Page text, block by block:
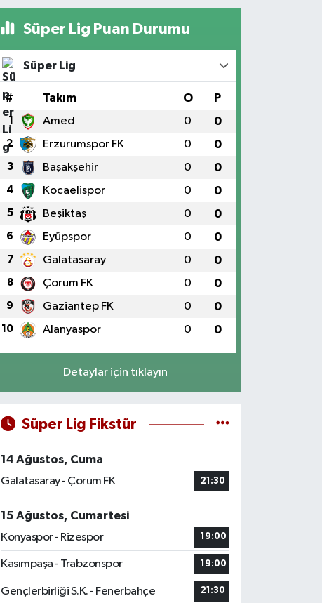
Süper Lig Puan Durumu
Süper Lig
# Takım O P
1 Amed 0 0
2 Erzurumspor FK 0 0
3 Başakşehir 0 0
4 Kocaelispor 0 0
5 Beşiktaş 0 0
6 Eyüpspor 0 0
7 Galatasaray 0 0
8 Çorum FK 0 0
9 Gaziantep FK 0 0
10 Alanyaspor 0 0
Detaylar için tıklayın
Süper Lig Fikstür
14 Ağustos, Cuma
Galatasaray - Çorum FK
21:30
15 Ağustos, Cumartesi
Konyaspor - Rizespor
19:00
Kasımpaşa - Trabzonspor 19:00
Gençlerbirliği S.K. - Fenerbahçe 21:30